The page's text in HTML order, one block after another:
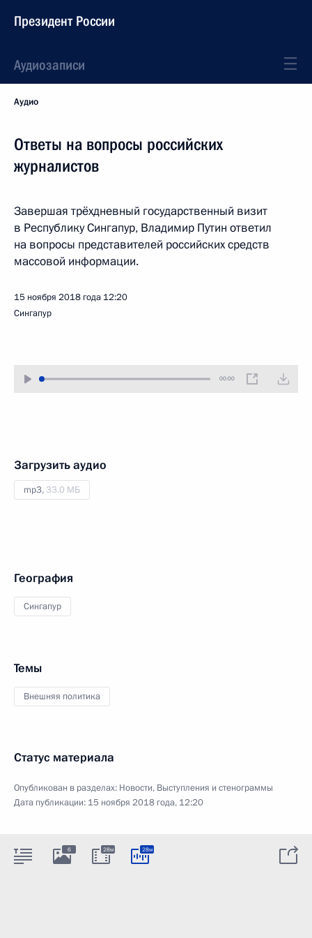
Президент России
Аудиозаписи
Аудио
Ответы на вопросы российских
журналистов
Завершая трёхдневный государственный визит
в Республику Сингапур, Владимир Путин ответил
на вопросы представителей российских средств
массовой информации.
15 ноября 2018 года 12:20
Сингапур
00:00
Загрузить аудио
mp3, 33.0 МБ
География
Сингапур
Темы
Внешняя политика
Статус материала
Опубликован в разделах: Новости, Выступления и стенограммы
Дата публикации: 15 ноября 2018 года, 12:20
6 28м 28м